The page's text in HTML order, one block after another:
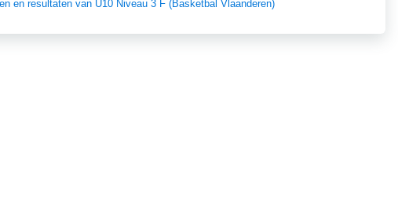
en resultaten van U10 Niveau 3 F (Basketbal Vlaanderen)